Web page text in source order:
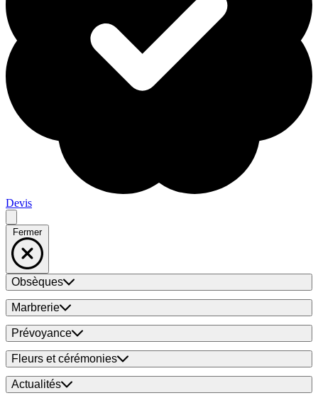
Devis
Fermer
Obsèques
Marbrerie
Prévoyance
Fleurs et cérémonies
Actualités